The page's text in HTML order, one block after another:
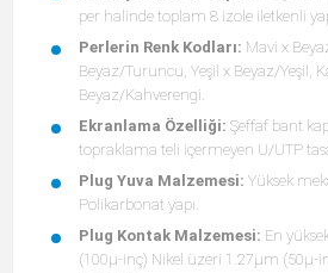
per halinde toplam 8 izole iletkenli
Perlerin Renk Kodları: Mavi x
Beyaz/Turuncu, Yeşil x Beyaz/Yeşil,
Beyaz/Kahverengi.
Ekranlama Özelliği: Şeffaf bant
topraklama teli içermeyen U/UTP
Plug Yuva Malzemesi: Yüksek
Polikarbonat yapı.
Plug Kontak Malzemesi: En
(100μ-inç) Nikel üzeri 1.27μm (50μ-